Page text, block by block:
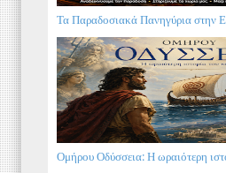
Τα Παραδοσιακά Πανηγύρια στην
Ομήρου Οδύσσεια: Η ωραιότερη